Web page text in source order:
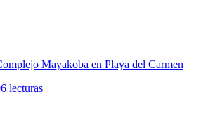
Mayakoba en Playa del Carmen
lecturas